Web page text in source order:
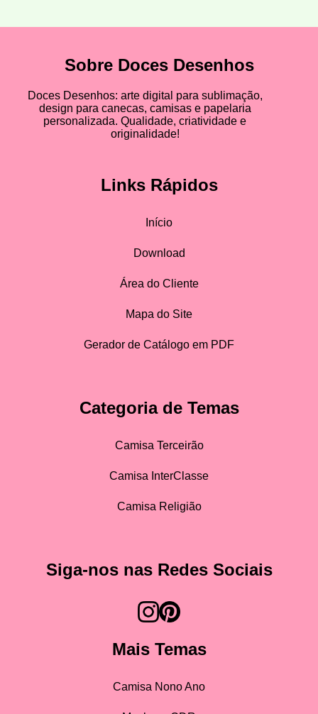
Sobre Doces Desenhos
Doces Desenhos: arte digital para sublimação,
design para canecas, camisas e papelaria
personalizada. Qualidade, criatividade e
originalidade!
Links Rápidos
Início
Download
Área do Cliente
Mapa do Site
Gerador de Catálogo em PDF
Categoria de Temas
Camisa Terceirão
Camisa InterClasse
Camisa Religião
Siga-nos nas Redes Sociais
Mais Temas
Camisa Nono Ano